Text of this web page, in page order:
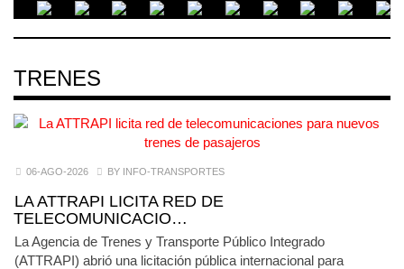
TRENES
06-AGO-2026 BY INFO-TRANSPORTES
LA ATTRAPI LICITA RED DE
TELECOMUNICACIO…
La Agencia de Trenes y Transporte Público Integrado
(ATTRAPI) abrió una licitación pública internacional para